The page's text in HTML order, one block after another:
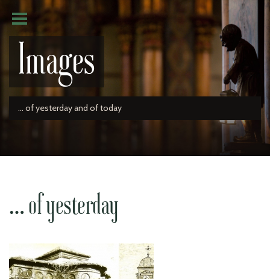
Images
... of yesterday and of today
… of yesterday